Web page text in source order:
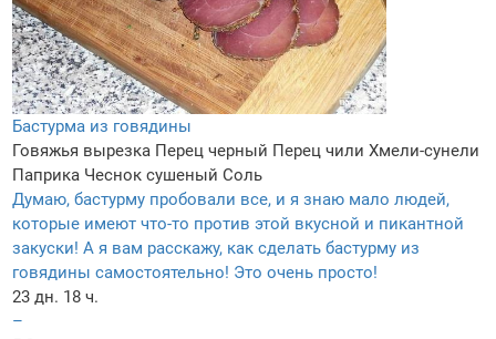
Бастурма из говядины
Говяжья вырезка Перец черный Перец чили Хмели-сунели
Паприка Чеснок сушеный Соль
Думаю, бастурму пробовали все, и я знаю мало людей,
которые имеют что-то против этой вкусной и пикантной
закуски! А я вам расскажу, как сделать бастурму из
говядины самостоятельно! Это очень просто!
23 дн. 18 ч.
–